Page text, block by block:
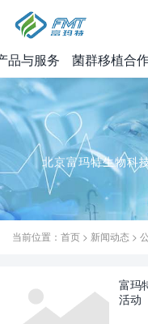
品与服务 菌群移植合
北京富玛特生物科
当前位置： 首页 > 新闻动态 >
富玛
活动